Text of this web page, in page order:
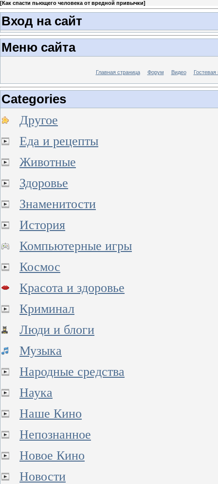
[Как спасти пьющего человека от вредной привычки]
Вход на сайт
Меню сайта
Главная страница Форум Видео Гостевая
Categories
Другое
Еда и рецепты
Животные
Здоровье
Знаменитости
История
Компьютерные игры
Космос
Красота и здоровье
Криминал
Люди и блоги
Музыка
Народные средства
Наука
Наше Кино
Непознанное
Новое Кино
Новости